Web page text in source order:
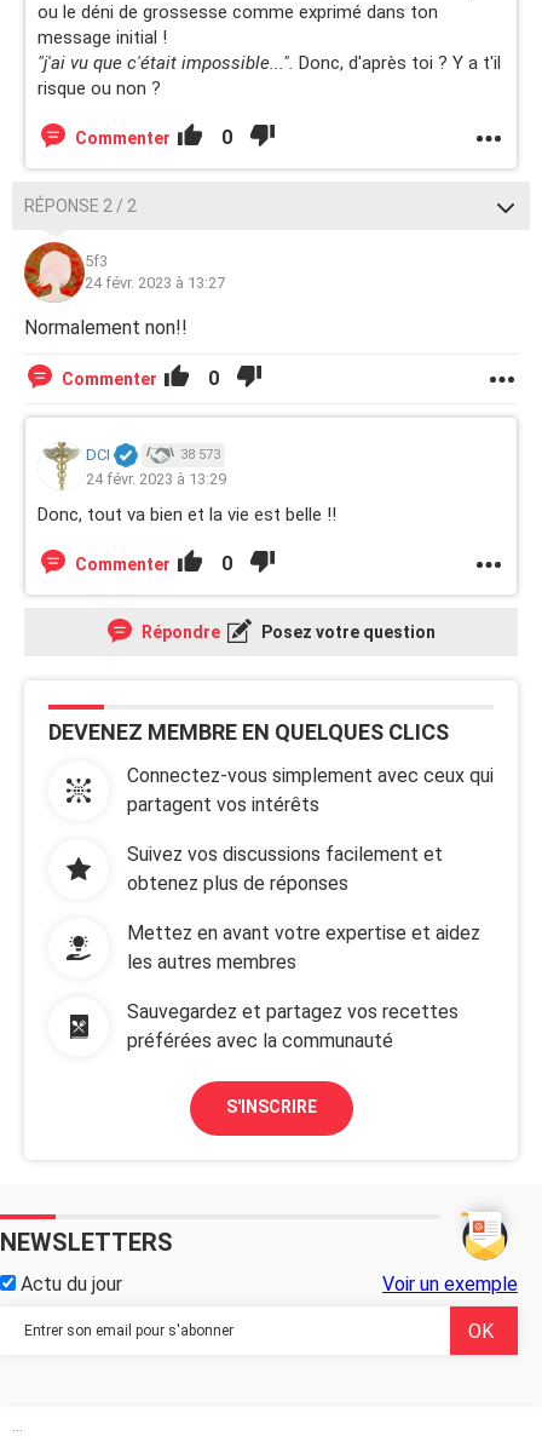
ou le déni de grossesse comme exprimé dans ton
message initial !
"j'ai vu que c'était impossible...". Donc, d'après toi ? Y a t'il
risque ou non ?
Commenter 0
RÉPONSE 2 / 2
5f3
24 févr. 2023 à 13:27
Normalement non!!
Commenter 0
DCI 38 573
24 févr. 2023 à 13:29
Donc, tout va bien et la vie est belle !!
Commenter 0
Répondre Posez votre question
DEVENEZ MEMBRE EN QUELQUES CLICS
Connectez-vous simplement avec ceux qui
partagent vos intérêts
Suivez vos discussions facilement et
obtenez plus de réponses
Mettez en avant votre expertise et aidez
les autres membres
Sauvegardez et partagez vos recettes
préférées avec la communauté
S'INSCRIRE
NEWSLETTERS
Actu du jour Voir un exemple
...